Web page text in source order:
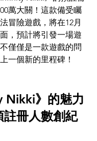
萬大關！這款備受矚
冒險遊戲，將在12月
，預計將引發一場遊
僅僅是一款遊戲的問
一個新的里程碑！
Nikki》的魅力
註冊人數創紀